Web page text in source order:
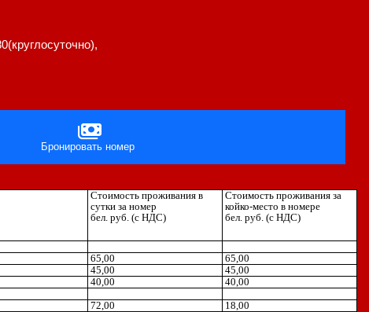
Бронировать номер
Стоимость проживания в
сутки за номер
бел. руб. (с НДС)
Стоимость проживания за
койко-место в номере
бел. руб. (с НДС)
65,00
65,00
45,00
45,00
40,00
40,00
72,00
18,00